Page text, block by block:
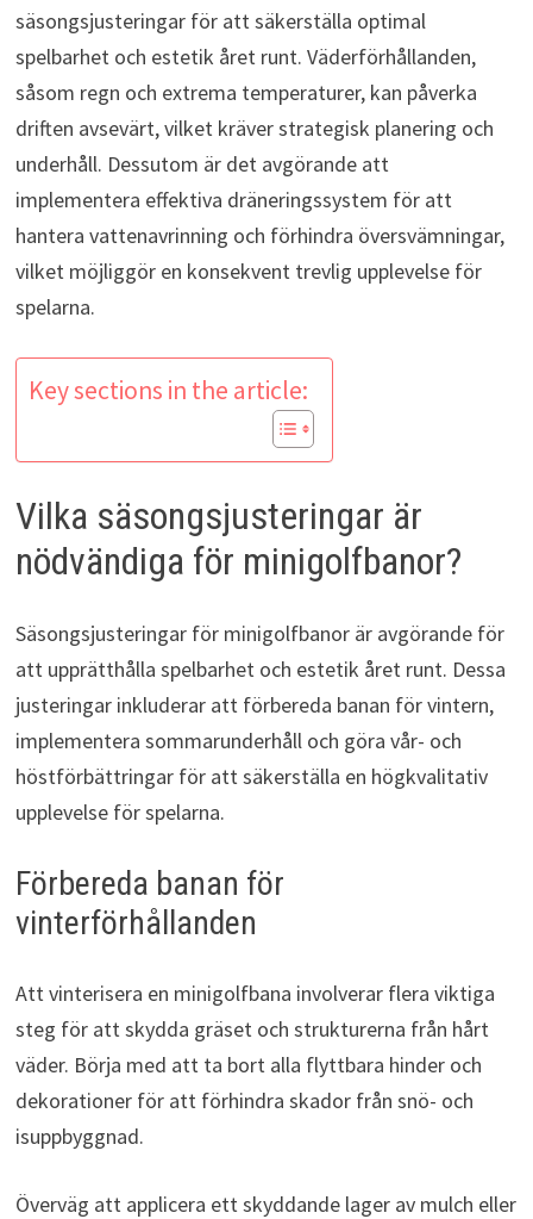
säsongsjusteringar för att säkerställa optimal
spelbarhet och estetik året runt. Väderförhållanden,
såsom regn och extrema temperaturer, kan påverka
driften avsevärt, vilket kräver strategisk planering och
underhåll. Dessutom är det avgörande att
implementera effektiva dräneringssystem för att
hantera vattenavrinning och förhindra översvämningar,
vilket möjliggör en konsekvent trevlig upplevelse för
spelarna.
Key sections in the article:
Vilka säsongsjusteringar är
nödvändiga för minigolfbanor?
Säsongsjusteringar för minigolfbanor är avgörande för
att upprätthålla spelbarhet och estetik året runt. Dessa
justeringar inkluderar att förbereda banan för vintern,
implementera sommarunderhåll och göra vår- och
höstförbättringar för att säkerställa en högkvalitativ
upplevelse för spelarna.
Förbereda banan för
vinterförhållanden
Att vinterisera en minigolfbana involverar flera viktiga
steg för att skydda gräset och strukturerna från hårt
väder. Börja med att ta bort alla flyttbara hinder och
dekorationer för att förhindra skador från snö- och
isuppbyggnad.
Överväg att applicera ett skyddande lager av mulch eller